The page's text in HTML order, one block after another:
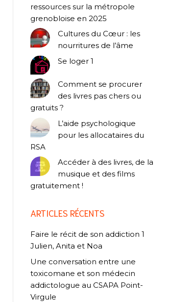
ressources sur la métropole
grenobloise en 2025
Cultures du Cœur : les
nourritures de l’âme
Se loger 1
Comment se procurer
des livres pas chers ou
gratuits ?
L’aide psychologique
pour les allocataires du
RSA
Accéder à des livres, de la
musique et des films
gratuitement !
ARTICLES RÉCENTS
Faire le récit de son addiction 1
Julien, Anita et Noa
Une conversation entre une
toxicomane et son médecin
addictologue au CSAPA Point-
Virgule